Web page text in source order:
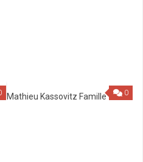
0
Mathieu Kassovitz Famille